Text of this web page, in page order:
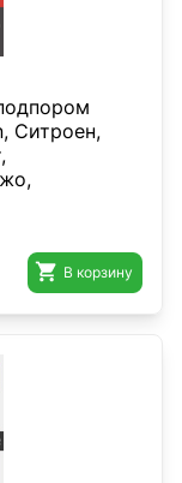
Ситроен,
 В корзину